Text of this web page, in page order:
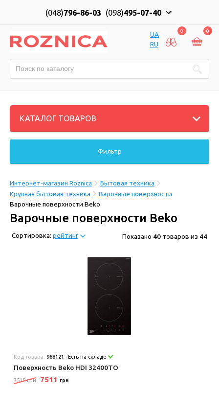
(048)796-86-03 (098)495-07-40
UA
RU
0 0
КАТАЛОГ ТОВАРОВ
Фильтр
Интернет-магазин Roznica
Бытовая техника
Крупная бытовая техника
Варочные поверхности
Варочные поверхности Beko
Варочные поверхности Beko
Сортировка: рейтинг Показано 40 товаров из 44
Код товара:968121 Есть на складе
Поверхность Beko HDI 32400TO
7518 грн 7511 грн